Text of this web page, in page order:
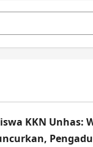
KKN Unhas: